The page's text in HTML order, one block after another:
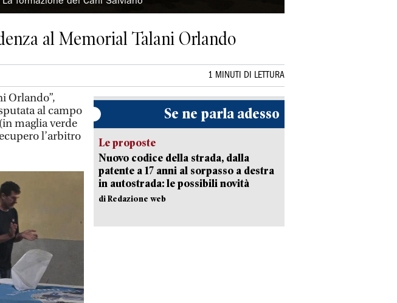
al Memorial Talani Orlando
1 MINUTI DI LETTURA
Orlando”,
al campo
(in maglia verde
l’arbitro
Se ne parla adesso
Le proposte
Nuovo codice della strada, dalla
patente a 17 anni al sorpasso a destra
in autostrada: le possibili novità
di Redazione web